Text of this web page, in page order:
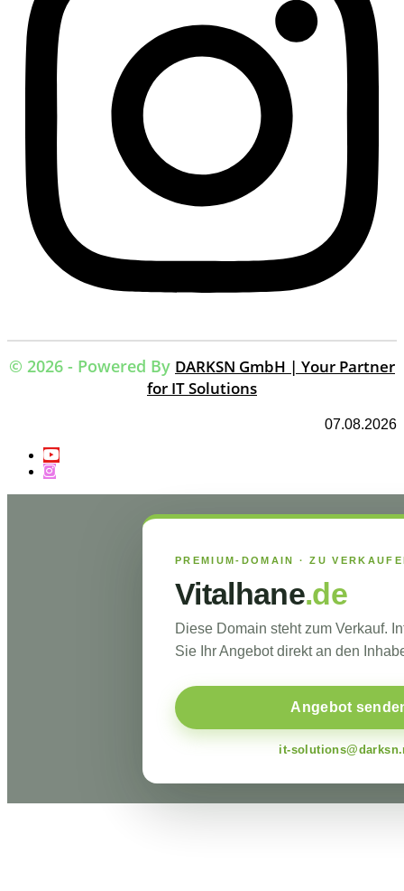
© 2026 - Powered By DARKSN GmbH | Your Partner
for IT Solutions
07.08.2026
PREMIUM-DOMAIN · ZU
Vitalhane.de
Diese Domain steht zum Verkauf.
Sie Ihr Angebot direkt an den
Angebot
it-